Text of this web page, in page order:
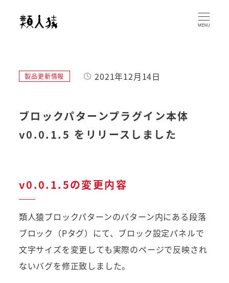
MENU
ブロックパターンプラグイン本体
v0.0.1.5 をリリースしました
投稿日2021年12月14日
カテゴリー
製品更新情報
v0.0.1.5の変更内容
類人猿ブロックパターンのパターン内にある段落
ブロック（Pタグ）にて、ブロック設定パネルで
文字サイズを変更しても実際のページで反映され
ないバグを修正致しました。